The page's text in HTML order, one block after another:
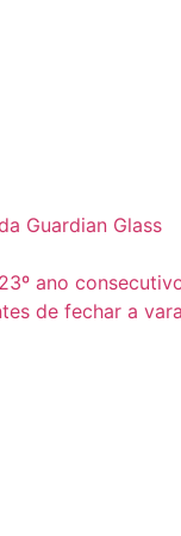
Guardian Glass
ano
de fechar a